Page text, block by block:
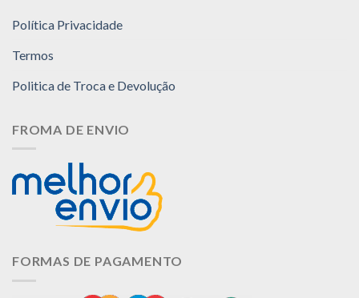
Política Privacidade
Termos
Politica de Troca e Devolução
FROMA DE ENVIO
FORMAS DE PAGAMENTO